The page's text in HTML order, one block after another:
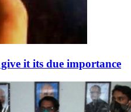
it its due importance